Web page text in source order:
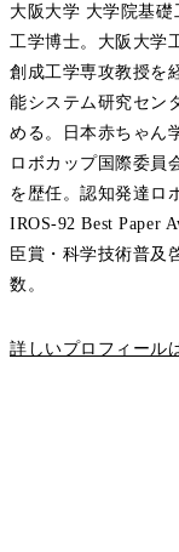
大阪大学 大学院基礎
工学博士。大阪大学
創成工学専攻教授を
能システム研究セン
める。日本赤ちゃん
ロボカップ国際委員
を歴任。認知発達ロ
IROS‐92 Best Paper
臣賞・科学技術普及
数。
詳しいプロフィール